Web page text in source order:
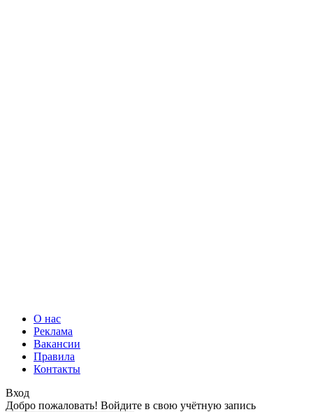
О нас
Реклама
Вакансии
Правила
Контакты
Вход
Добро пожаловать! Войдите в свою учётную запись